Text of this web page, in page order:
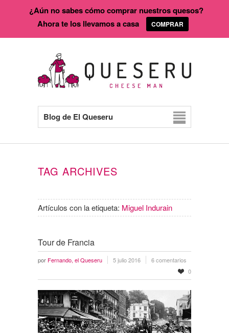
Blog de El Queseru
TAG ARCHIVES
Artículos con la etiqueta: Miguel Indurain
Tour de Francia
por Fernando, el Queseru 5 julio 2016
6 comentarios
0
¿Aún no sabes cómo comprar nuestros quesos?
Ahora te los llevamos a casa
COMPRAR